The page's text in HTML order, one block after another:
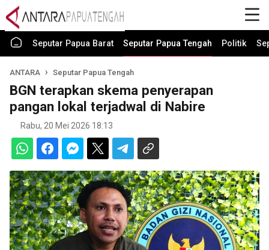
Seputar Papua Barat Seputar Papua Tengah Politik
ANTARA Seputar Papua Tengah
BGN terapkan skema penyerapan
pangan lokal terjadwal di Nabire
Rabu, 20 Mei 2026 18:13